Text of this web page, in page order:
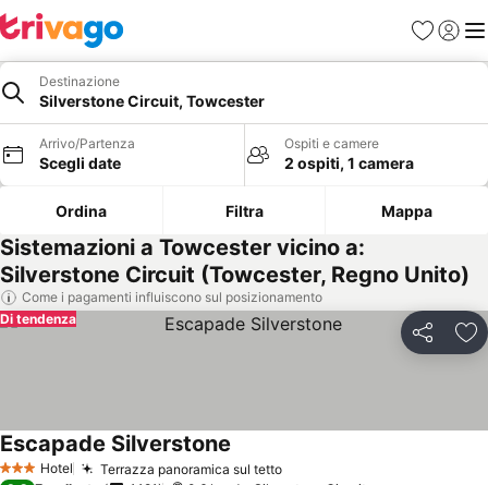
PreferitiAccedi
Destinazione
Silverstone Circuit, Towcester
Arrivo/Partenza
Scegli date
Ospiti e camere
2 ospiti, 1 camera
Ordina Filtra Mappa
Sistemazioni a Towcester vicino a:
Silverstone Circuit (Towcester, Regno Unito)
Come i pagamenti influiscono sul posizionamento
Condividi
Di tendenza
3 StelleHotel Terrazza panoramica sul tetto
Escapade Silverstone